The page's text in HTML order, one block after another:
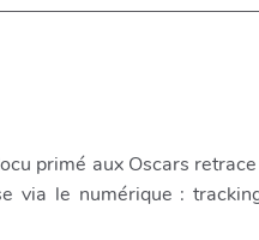
primé aux Oscars
via le numérique :